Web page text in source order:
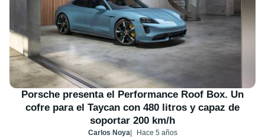
Porsche presenta el Performance Roof Box. Un
cofre para el Taycan con 480 litros y capaz de
soportar 200 km/h
Carlos Noya Hace 5 años